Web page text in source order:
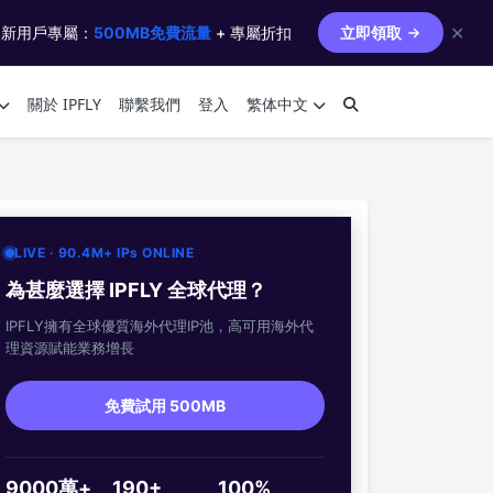
用戶專屬： 500MB免費流量 + 專屬折扣 立即領取 ✕
關於 IPFLY 聯繫我們 登入 繁体中文
LIVE · 90.4M+ IPs ONLINE
為甚麼選擇 IPFLY 全球代理？
IPFLY擁有全球優質海外代理IP池，高可用海外代
理資源賦能業務增長
免費試用 500MB
9000萬+ 190+ 100%